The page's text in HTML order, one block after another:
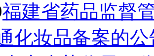
福建省药品监督
化妆品备案的